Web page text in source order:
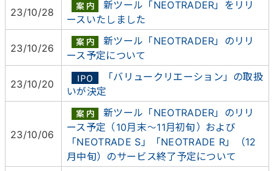
23/10/28
新ツール「NEOTRADER」をリリ
ースいたしました
23/10/26
新ツール「NEOTRADER」のリリ
ース予定について
23/10/20
「バリュークリエーション」の取扱
いが決定
23/10/06
新ツール「NEOTRADER」のリリ
ース予定（10月末～11月初旬）および
「NEOTRADE S」「NEOTRADE R」（12
月中旬）のサービス終了予定について